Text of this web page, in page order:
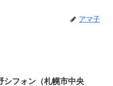
アマ子
シフォン（札幌市中央